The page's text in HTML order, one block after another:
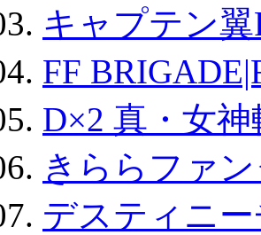
キャプテン
FF
D×2 真・女
きららファ
デスティニ